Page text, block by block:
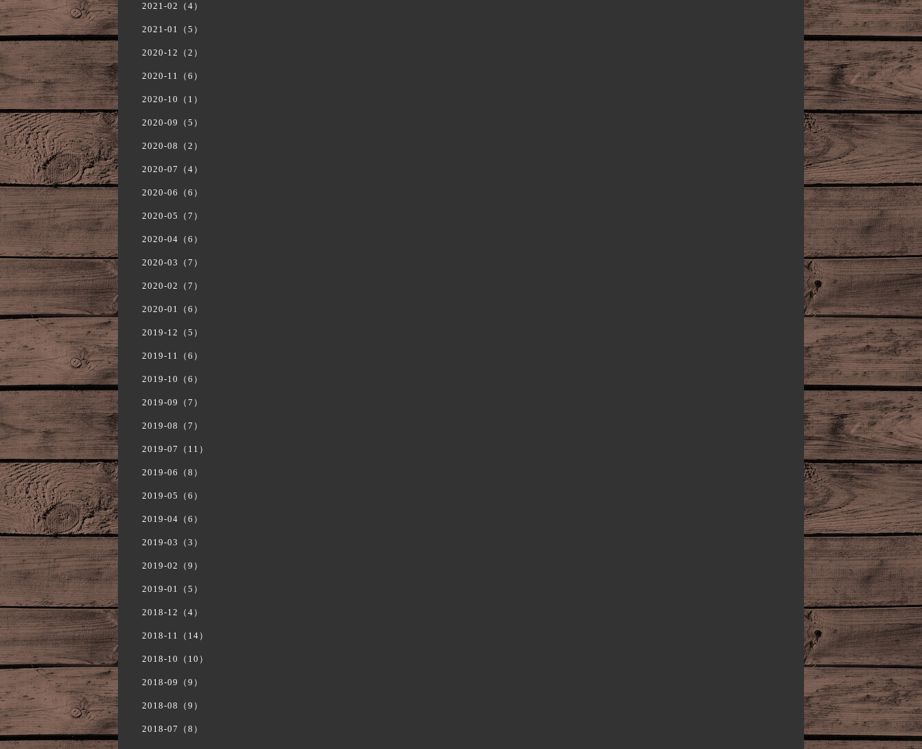
2021-02（4）
2021-01（5）
2020-12（2）
2020-11（6）
2020-10（1）
2020-09（5）
2020-08（2）
2020-07（4）
2020-06（6）
2020-05（7）
2020-04（6）
2020-03（7）
2020-02（7）
2020-01（6）
2019-12（5）
2019-11（6）
2019-10（6）
2019-09（7）
2019-08（7）
2019-07（11）
2019-06（8）
2019-05（6）
2019-04（6）
2019-03（3）
2019-02（9）
2019-01（5）
2018-12（4）
2018-11（14）
2018-10（10）
2018-09（9）
2018-08（9）
2018-07（8）